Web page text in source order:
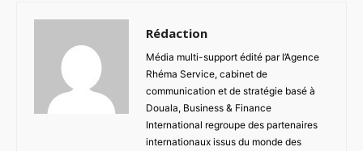
Rédaction
Média multi-support édité par l’Agence
Rhéma Service, cabinet de
communication et de stratégie basé à
Douala, Business & Finance
International regroupe des partenaires
internationaux issus du monde des